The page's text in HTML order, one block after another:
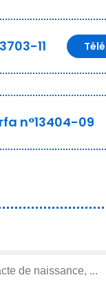
11
n°13404-09